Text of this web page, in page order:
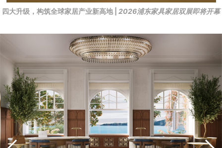
四大升级，构筑全球家居产业新高地 | 2026浦东家具家居双展即将开幕